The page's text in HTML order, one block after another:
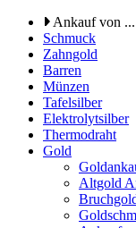
Ankauf von ...
Schmuck
Zahngold
Barren
Münzen
Tafelsilber
Elektrolytsilber
Thermodraht
Gold
Altgold